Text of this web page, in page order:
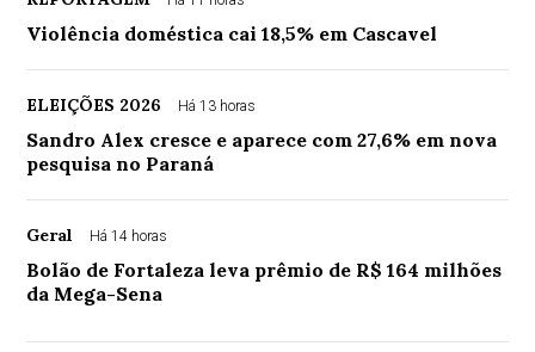
Violência doméstica cai 18,5% em Cascavel
ELEIÇÕES 2026 Há 13 horas
Sandro Alex cresce e aparece com 27,6% em nova
pesquisa no Paraná
Geral Há 14 horas
Bolão de Fortaleza leva prêmio de R$ 164 milhões
da Mega-Sena